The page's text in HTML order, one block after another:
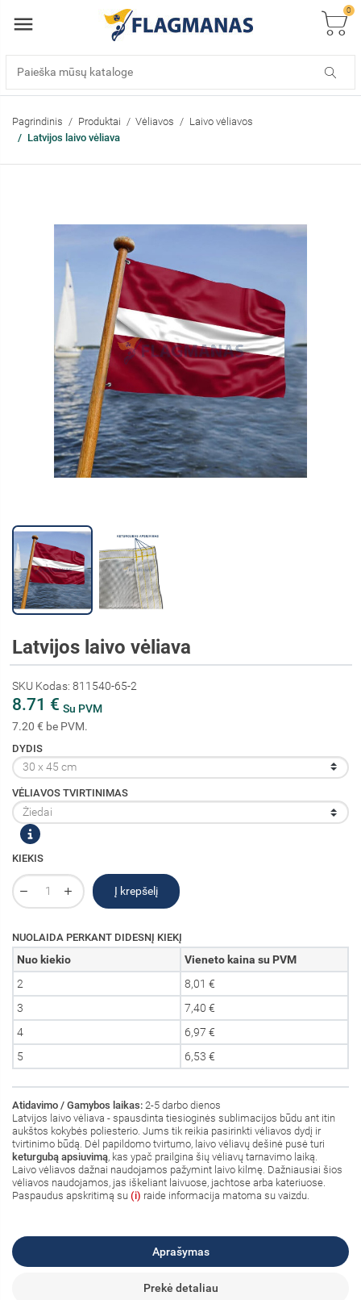
0
Pagrindinis Produktai Vėliavos
Laivo vėliavos
Latvijos laivo vėliava
Latvijos laivo vėliava
SKU Kodas: 811540-65-2
8.71 € Su PVM
7.20 € be PVM.
DYDIS
VĖLIAVOS TVIRTINIMAS
KIEKIS
Į krepšelį
NUOLAIDA PERKANT DIDESNĮ KIEKĮ
Nuo kiekio
Vieneto kaina su PVM
2
8,01 €
3
7,40 €
4
6,97 €
5
6,53 €
Atidavimo / Gamybos laikas: 2-5 darbo dienos
Latvijos laivo vėliava - spausdinta tiesioginės sublimacijos būdu ant itin
aukštos kokybės poliesterio. Jums tik reikia pasirinkti vėliavos dydį ir
tvirtinimo būdą. Dėl papildomo tvirtumo, laivo vėliavų dešinė pusė turi
keturgubą apsiuvimą, kas ypač prailgina šių vėliavų tarnavimo laiką.
Laivo vėliavos dažnai naudojamos pažymint laivo kilmę. Dažniausiai šios
vėliavos naudojamos, jas iškeliant laivuose, jachtose arba kateriuose.
Paspaudus apskritimą su (i) raide informacija matoma su vaizdu.
Aprašymas
Prekė detaliau